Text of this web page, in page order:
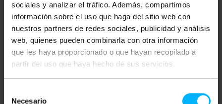
sociales y analizar el tráfico. Además, compartimos
información sobre el uso que haga del sitio web con
nuestros partners de redes sociales, publicidad y análisis
web, quienes pueden combinarla con otra información
que les haya proporcionado o que hayan recopilado a
partir del uso que haya hecho de sus servicios.
Necesario
Mais informações
Descrição
prática para conectar dispositivos com conectores
USB 3.0 tipo B macho e USB 2.0 tipo MiniUSB tipo A